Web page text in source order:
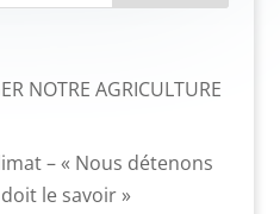
NOTRE AGRICULTURE
– « Nous détenons
le savoir »